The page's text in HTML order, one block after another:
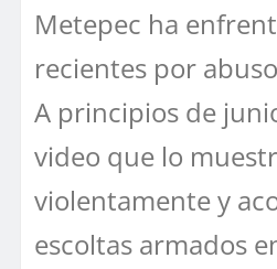
Metepec ha
recientes por
A principios de
video que lo
violentamente y
escoltas armados